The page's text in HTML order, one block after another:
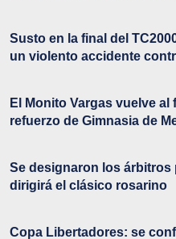
Susto en la final del
un violento accidente
El Monito Vargas vuelve
refuerzo de Gimnasia de
Se designaron los árbitros
dirigirá el clásico rosarino
Copa Libertadores: se